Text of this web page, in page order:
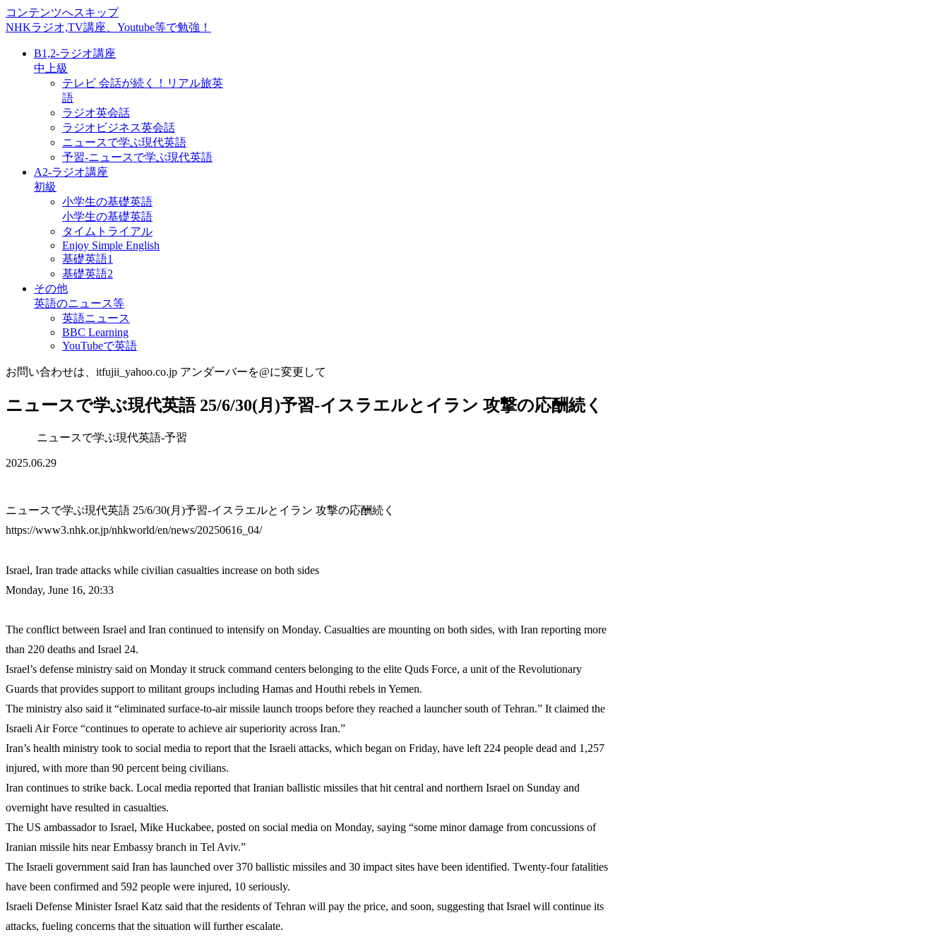
コンテンツへスキップ
NHKラジオ,TV講座、Youtube等で勉強！
B1,2-ラジオ講座
中上級
テレビ 会話が続く！リアル旅英
語
ラジオ英会話
ラジオビジネス英会話
ニュースで学ぶ現代英語
予習-ニュースで学ぶ現代英語
A2-ラジオ講座
初級
小学生の基礎英語
小学生の基礎英語
タイムトライアル
Enjoy Simple English
基礎英語1
基礎英語2
その他
英語のニュース等
英語ニュース
BBC Learning
YouTubeで英語
お問い合わせは、itfujii_yahoo.co.jp アンダーバーを@に変更して
ニュースで学ぶ現代英語 25/6/30(月)予習-イスラエルとイラン 攻撃の応酬続く
ニュースで学ぶ現代英語-予習
2025.06.29
ニュースで学ぶ現代英語 25/6/30(月)予習-イスラエルとイラン 攻撃の応酬続く
https://www3.nhk.or.jp/nhkworld/en/news/20250616_04/
Israel, Iran trade attacks while civilian casualties increase on both sides
Monday, June 16, 20:33
The conflict between Israel and Iran continued to intensify on Monday. Casualties are mounting on both sides, with Iran reporting more
than 220 deaths and Israel 24.
Israel’s defense ministry said on Monday it struck command centers belonging to the elite Quds Force, a unit of the Revolutionary
Guards that provides support to militant groups including Hamas and Houthi rebels in Yemen.
The ministry also said it “eliminated surface-to-air missile launch troops before they reached a launcher south of Tehran.” It claimed the
Israeli Air Force “continues to operate to achieve air superiority across Iran.”
Iran’s health ministry took to social media to report that the Israeli attacks, which began on Friday, have left 224 people dead and 1,257
injured, with more than 90 percent being civilians.
Iran continues to strike back. Local media reported that Iranian ballistic missiles that hit central and northern Israel on Sunday and
overnight have resulted in casualties.
The US ambassador to Israel, Mike Huckabee, posted on social media on Monday, saying “some minor damage from concussions of
Iranian missile hits near Embassy branch in Tel Aviv.”
The Israeli government said Iran has launched over 370 ballistic missiles and 30 impact sites have been identified. Twenty-four fatalities
have been confirmed and 592 people were injured, 10 seriously.
Israeli Defense Minister Israel Katz said that the residents of Tehran will pay the price, and soon, suggesting that Israel will continue its
attacks, fueling concerns that the situation will further escalate.